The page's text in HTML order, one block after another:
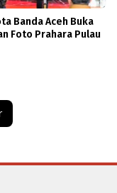
Banda Aceh Buka
Foto Prahara Pulau